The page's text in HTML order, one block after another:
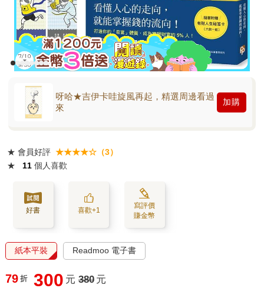
呀哈★吉伊卡哇旋風再起，精選周邊看過
來
加購
★ 會員好評 ★★★★☆（3）
★
11 個人喜歡
好書 喜歡+1
寫評價
賺金幣
紙本平裝 Readmoo 電子書
79 折 300 元 380 元